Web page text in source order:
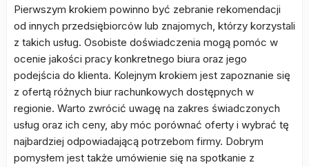
Pierwszym krokiem powinno być zebranie rekomendacji
od innych przedsiębiorców lub znajomych, którzy korzystali
z takich usług. Osobiste doświadczenia mogą pomóc w
ocenie jakości pracy konkretnego biura oraz jego
podejścia do klienta. Kolejnym krokiem jest zapoznanie się
z ofertą różnych biur rachunkowych dostępnych w
regionie. Warto zwrócić uwagę na zakres świadczonych
usług oraz ich ceny, aby móc porównać oferty i wybrać tę
najbardziej odpowiadającą potrzebom firmy. Dobrym
pomysłem jest także umówienie się na spotkanie z